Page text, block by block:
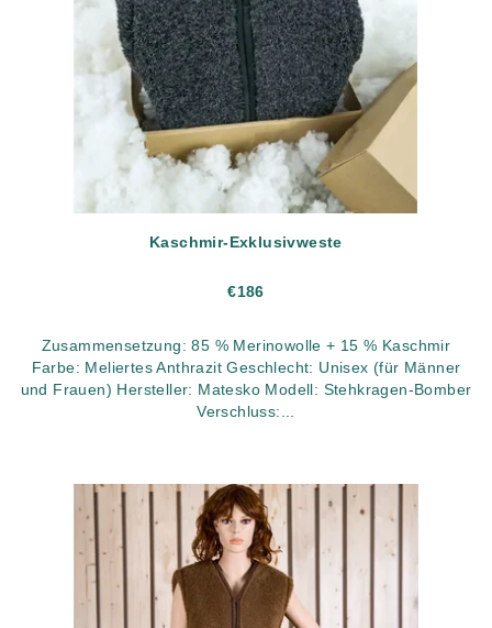
Kaschmir-Exklusivweste
€186
Zusammensetzung: 85 % Merinowolle + 15 % Kaschmir
Farbe: Meliertes Anthrazit Geschlecht: Unisex (für Männer
und Frauen) Hersteller: Matesko Modell: Stehkragen-Bomber
Verschluss:...